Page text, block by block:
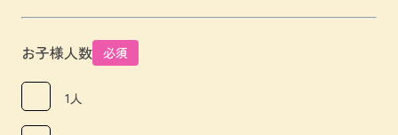
お子様人数 必須
1人